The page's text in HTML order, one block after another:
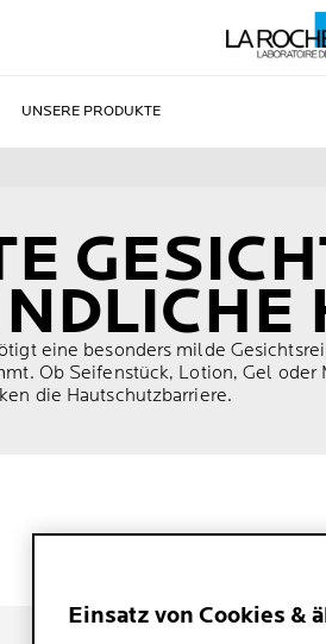
UNSERE PRODUKTE
eine besonders milde
Ob Seifenstück, Lotion, Gel
die Hautschutzbarriere.
BESTSELLER
Einsatz von Cookies &